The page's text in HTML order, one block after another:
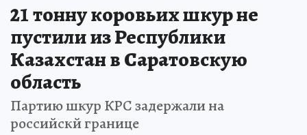
21 тонну коровьих шкур не
пустили из Республики
Казахстан в Саратовскую
область
Партию шкур КРС задержали на
российскй границе